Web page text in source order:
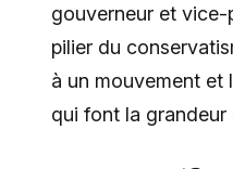
gouverneur et
pilier du
à un mouvement et
qui font la grandeur